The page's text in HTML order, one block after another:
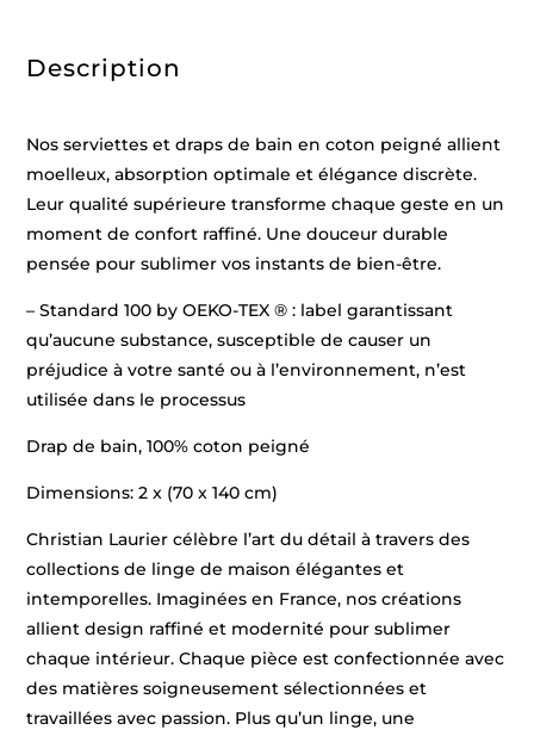
cm)
Description
Nos serviettes et draps de bain en coton peigné allient
moelleux, absorption optimale et élégance discrète.
Leur qualité supérieure transforme chaque geste en un
moment de confort raffiné. Une douceur durable
pensée pour sublimer vos instants de bien-être.
– Standard 100 by OEKO-TEX ® : label garantissant
qu’aucune substance, susceptible de causer un
préjudice à votre santé ou à l’environnement, n’est
utilisée dans le processus
Drap de bain, 100% coton peigné
Dimensions: 2 x (70 x 140 cm)
Christian Laurier célèbre l’art du détail à travers des
collections de linge de maison élégantes et
intemporelles. Imaginées en France, nos créations
allient design raffiné et modernité pour sublimer
chaque intérieur. Chaque pièce est confectionnée avec
des matières soigneusement sélectionnées et
travaillées avec passion. Plus qu’un linge, une